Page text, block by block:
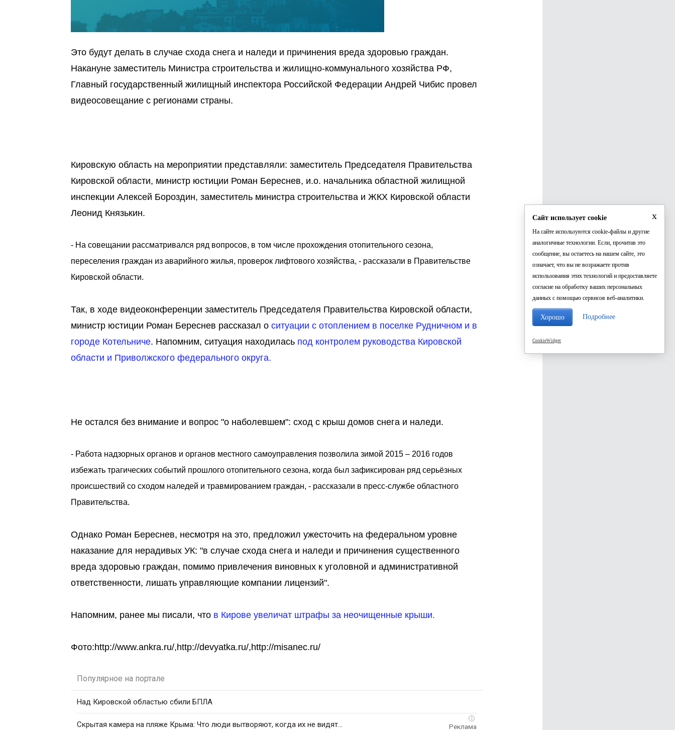
Это будут делать в случае схода снега и наледи и причинения вреда здоровью граждан.
Накануне заместитель Министра строительства и жилищно-коммунального хозяйства РФ,
Главный государственный жилищный инспектора Российской Федерации Андрей Чибис провел
видеосовещание с регионами страны.
Кировскую область на мероприятии представляли: заместитель Председателя Правительства
Кировской области, министр юстиции Роман Береснев, и.о. начальника областной жилищной
инспекции Алексей Бороздин, заместитель министра строительства и ЖКХ Кировской области
Леонид Князькин.
- На совещании рассматривался ряд вопросов, в том числе прохождения отопительного сезона,
переселения граждан из аварийного жилья, проверок лифтового хозяйства, - рассказали в Правительстве
Кировской области.
Так, в ходе видеоконференции заместитель Председателя Правительства Кировской области,
министр юстиции Роман Береснев рассказал о ситуации с отоплением в поселке Рудничном и в
городе Котельниче. Напомним, ситуация находилась под контролем руководства Кировской
области и Приволжского федерального округа.
Не остался без внимание и вопрос "о наболевшем": сход с крыш домов снега и наледи.
- Работа надзорных органов и органов местного самоуправления позволила зимой 2015 – 2016 годов
избежать трагических событий прошлого отопительного сезона, когда был зафиксирован ряд серьёзных
происшествий со сходом наледей и травмированием граждан, - рассказали в пресс-службе областного
Правительства.
Однако Роман Береснев, несмотря на это, предложил ужесточить на федеральном уровне
наказание для нерадивых УК: "в случае схода снега и наледи и причинения существенного
вреда здоровью граждан, помимо привлечения виновных к уголовной и административной
ответственности, лишать управляющие компании лицензий".
Напомним, ранее мы писали, что в Кирове увеличат штрафы за неочищенные крыши.
Фото:http://www.ankra.ru/,http://devyatka.ru/,http://misanec.ru/
Популярное на портале
Над Кировской областью сбили БПЛА
i
Скрытая камера на пляже Крыма: Что люди вытворяют, когда их не видят...
x
Сайт использует cookie
На сайте используются cookie-файлы и другие
аналогичные технологии. Если, прочитав это
сообщение, вы остаетесь на нашем сайте, это
означает, что вы не возражаете против
использования этих технологий и предоставляете
согласие на обработку ваших персональных
данных с помощью сервисов веб-аналитики.
Хорошо Подробнее
CookieWidget